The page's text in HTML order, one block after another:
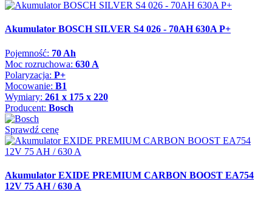
Akumulator BOSCH SILVER S4 026 - 70AH 630A P+
Pojemność: 70 Ah
Moc rozruchowa: 630 A
Polaryzacja: P+
Mocowanie: B1
Wymiary: 261 x 175 x 220
Producent: Bosch
Sprawdź cenę
Akumulator EXIDE PREMIUM CARBON BOOST EA754
12V 75 AH / 630 A